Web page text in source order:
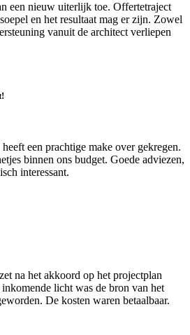
een nieuw uiterlijk toe. Offertetraject
en het resultaat mag er zijn. Zowel
vanuit de architect verliepen
een prachtige make over gekregen.
binnen ons budget. Goede adviezen,
interessant.
na het akkoord op het projectplan
licht was de bron van het
De kosten waren betaalbaar.